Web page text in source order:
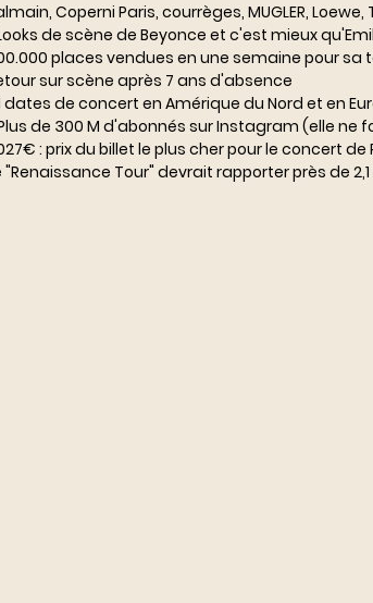
Coperni Paris, courrèges, MUGLER,
de scène de Beyonce et c'est mieux
places vendues en une semaine pour sa
sur scène après 7 ans d'absence
dates de concert en Amérique du Nord et en
de 300 M d'abonnés sur Instagram (elle ne
: prix du billet le plus cher pour le concert
"Renaissance Tour" devrait rapporter près de